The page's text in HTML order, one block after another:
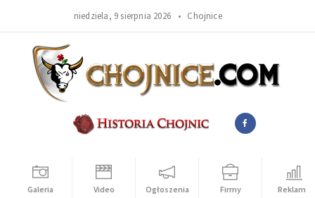
niedziela, 9 sierpnia 2026 • Chojnice
Galeria Video Ogłoszenia Firmy Reklama